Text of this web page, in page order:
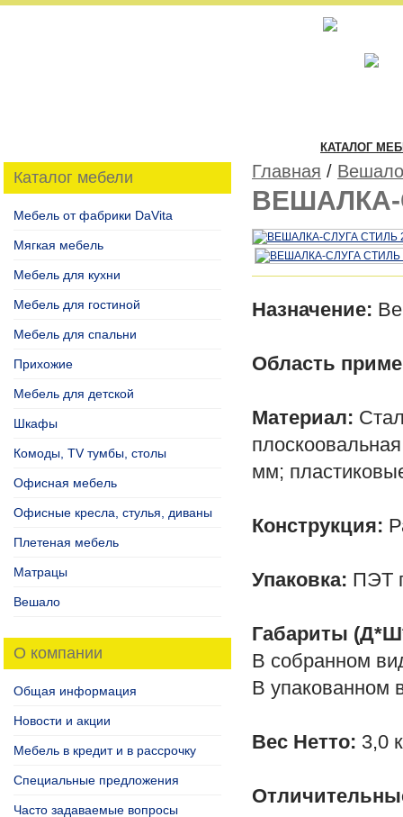
КАТАЛОГ
Каталог мебели
Мебель от фабрики DaVita
Мягкая мебель
Мебель для кухни
Мебель для гостиной
Мебель для спальни
Прихожие
Мебель для детской
Шкафы
Комоды, TV тумбы, столы
Офисная мебель
Офисные кресла, стулья, диваны
Плетеная мебель
Матрацы
Вешало
О компании
Общая информация
Новости и акции
Мебель в кредит и в рассрочку
Специальные предложения
Часто задаваемые вопросы
Главная / Вешало
ВЕШАЛКА-
Назначение:
Область
Материал:
мм;
Конструкция:
Упаковка: ПЭТ
Габариты
В собранном
В упакованном
Вес Нетто: 3,0